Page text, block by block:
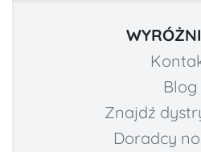
Blog
Znajdź
Doradcy